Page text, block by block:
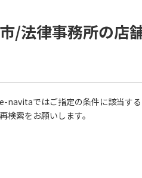
/法律事務所の店
navitaではご指定の条件に該当す
検索をお願いします。